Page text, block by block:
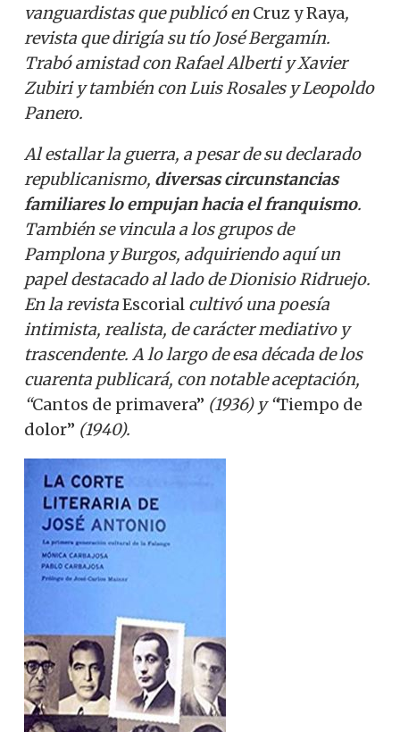
vanguardistas que publicó en Cruz y Raya,
revista que dirigía su tío José Bergamín.
Trabó amistad con Rafael Alberti y Xavier
Zubiri y también con Luis Rosales y Leopoldo
Panero.
Al estallar la guerra, a pesar de su declarado
republicanismo, diversas circunstancias
familiares lo empujan hacia el franquismo.
También se vincula a los grupos de
Pamplona y Burgos, adquiriendo aquí un
papel destacado al lado de Dionisio Ridruejo.
En la revistaEscorial cultivó una poesía
intimista, realista, de carácter mediativo y
trascendente. A lo largo de esa década de los
cuarenta publicará, con notable aceptación,
“Cantos de primavera” (1936) y “Tiempo de
dolor” (1940).